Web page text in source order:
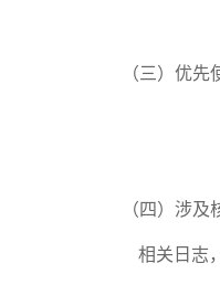
（三）优
（四）涉
相关日志